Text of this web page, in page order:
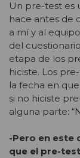
Un pre-test es
hace antes de
a mí y al
del
etapa de los
hiciste. Los
la fecha en
si no hiciste
alguna parte:
-Pero en este
que el pre-